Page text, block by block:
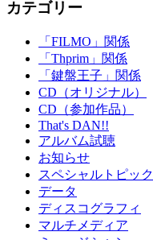
カテゴリー
「FILMO」関係
「Thprim」関係
「鍵盤王子」関係
CD（オリジナル）
CD（参加作品）
That's DAN!!
アルバム試聴
お知らせ
スペシャルトピック
データ
ディスコグラフィ
マルチメディア